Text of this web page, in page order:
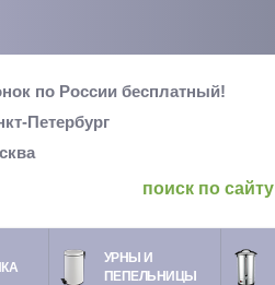
по России бесплатный!
Петербург
поиск по сайту
УРНЫ И
ПЕПЕЛЬНИЦЫ